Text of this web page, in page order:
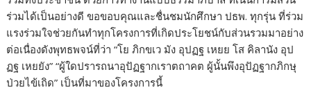
ร่วมได้เป็นอย่างดี ขอขอบคุณและชื่นชมนักศึกษา ปธพ. ทุกรุ่น ที่ร่วม
แรงร่วมใจช่วยกันทำทุกโครงการที่เกิดประโยชน์กับส่วนรวมมาอย่าง
ต่อเนื่องดังพุทธพจน์ที่ว่า “โย ภิกขเว มัง อุปฏฐ เหยย โส คิลานัง อุป
ฏฐ เหยยัง” “ผู้ใดปรารถนาอุปัฏฐากเราตถาคต ผู้นั้นพึงอุปัฏฐากภิกษุ
ป่วยไข้เถิด” เป็นที่มาของโครงการนี้